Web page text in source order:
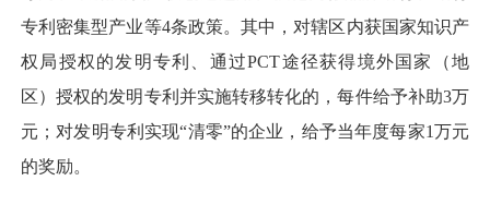
专利密集型产业等4条政策。其中，对辖区内获国家知识产
权局授权的发明专利、通过PCT途径获得境外国家（地
区）授权的发明专利并实施转移转化的，每件给予补助3万
元；对发明专利实现“清零”的企业，给予当年度每家1万元
的奖励。